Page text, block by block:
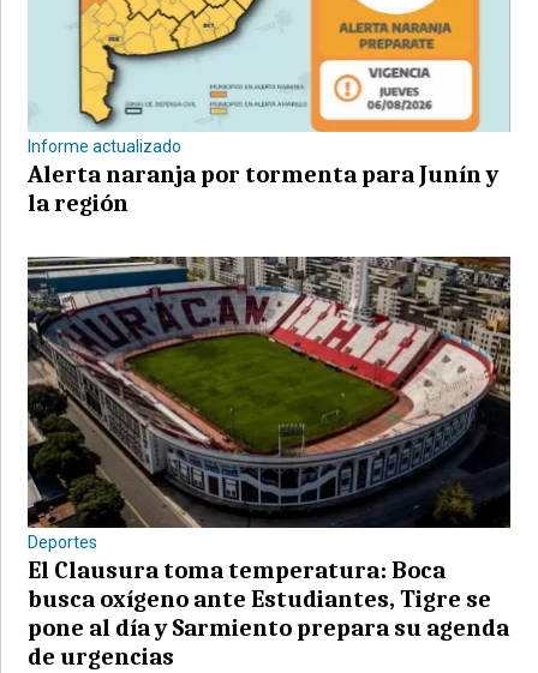
Informe actualizado
Alerta naranja por tormenta para Junín y
la región
Deportes
El Clausura toma temperatura: Boca
busca oxígeno ante Estudiantes, Tigre se
pone al día y Sarmiento prepara su agenda
de urgencias